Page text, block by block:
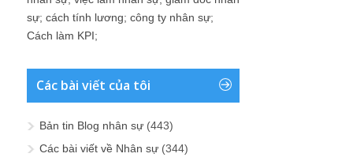
sự; cách tính lương; công ty nhân sự;
Cách làm KPI;
Các bài viết của tôi
Bản tin Blog nhân sự (443)
Các bài viết về Nhân sự (344)